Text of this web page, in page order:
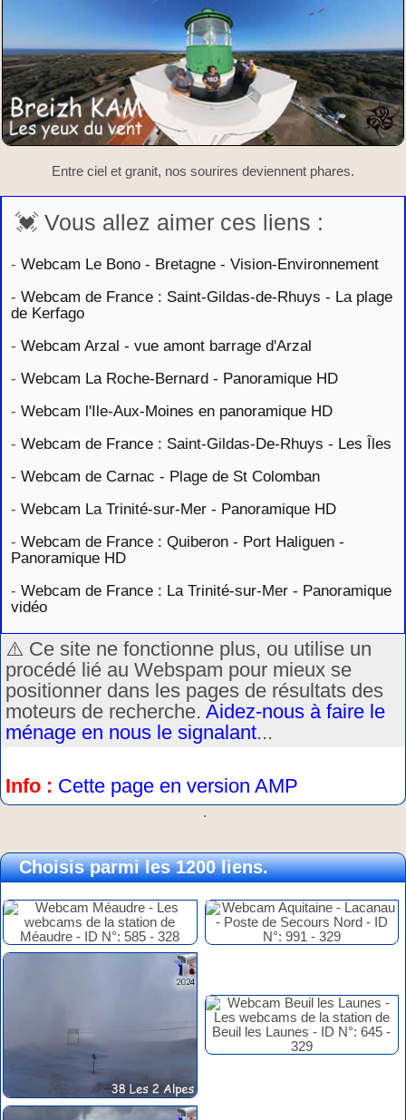
Entre ciel et granit, nos sourires deviennent phares.
💓 Vous allez aimer ces liens :
- Webcam Le Bono - Bretagne - Vision-Environnement
- Webcam de France : Saint-Gildas-de-Rhuys - La plage
de Kerfago
- Webcam Arzal - vue amont barrage d'Arzal
- Webcam La Roche-Bernard - Panoramique HD
- Webcam l'Ile-Aux-Moines en panoramique HD
- Webcam de France : Saint-Gildas-De-Rhuys - Les Îles
- Webcam de Carnac - Plage de St Colomban
- Webcam La Trinité-sur-Mer - Panoramique HD
- Webcam de France : Quiberon - Port Haliguen -
Panoramique HD
- Webcam de France : La Trinité-sur-Mer - Panoramique
vidéo
⚠️ Ce site ne fonctionne plus, ou utilise un
procédé lié au Webspam pour mieux se
positionner dans les pages de résultats des
moteurs de recherche. Aidez-nous à faire le
ménage en nous le signalant...
Info : Cette page en version AMP
.
Choisis parmi les 1200 liens.